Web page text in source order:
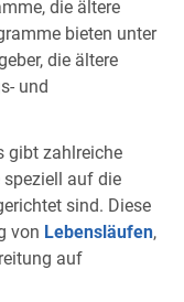
die ältere
bieten unter
die ältere
und
gibt zahlreiche
speziell auf die
sind. Diese
von Lebensläufen,
auf